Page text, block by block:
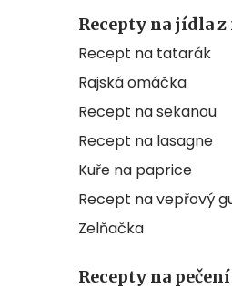
Recepty na jídla z
Recept na tatarák
Rajská omáčka
Recept na sekanou
Recept na lasagne
Kuře na paprice
Recept na vepřový
Zelňačka
Recepty na pečení